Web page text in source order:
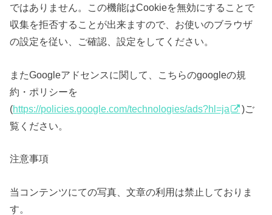
ではありません。この機能はCookieを無効にすることで
収集を拒否することが出来ますので、お使いのブラウザ
の設定を従い、ご確認、設定をしてください。
またGoogleアドセンスに関して、こちらのgoogleの規
約・ポリシーを
(https://policies.google.com/technologies/ads?hl=ja
)ご
覧ください。
注意事項
当コンテンツにての写真、文章の利用は禁止しておりま
す。